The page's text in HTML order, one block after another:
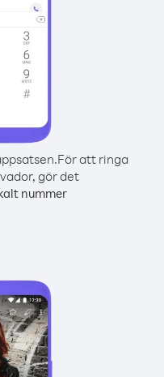
För att ringa
gör det
nummer